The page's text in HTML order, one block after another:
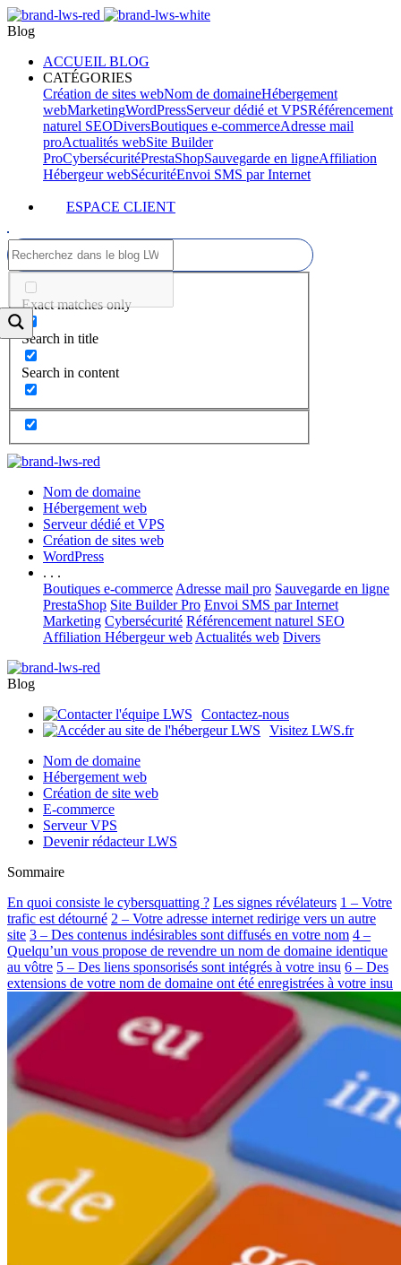
Blog
ACCUEIL BLOG
CATÉGORIES
Création de sites webNom de domaineHébergement
webMarketingWordPressServeur dédié et VPSRéférencement
naturel SEODiversBoutiques e-commerceAdresse mail
proActualités webSite Builder
ProCybersécuritéPrestaShopSauvegarde en ligneAffiliation
Hébergeur webSécuritéEnvoi SMS par Internet
ESPACE CLIENT
Exact matches only
Search in title
Search in content
Nom de domaine
Hébergement web
Serveur dédié et VPS
Création de sites web
WordPress
. . .
Boutiques e-commerce Adresse mail pro Sauvegarde en ligne
PrestaShop Site Builder Pro Envoi SMS par Internet
Marketing Cybersécurité Référencement naturel SEO
Affiliation Hébergeur web Actualités web Divers
Blog
Contactez-nous
Visitez LWS.fr
Nom de domaine
Hébergement web
Création de site web
E-commerce
Serveur VPS
Devenir rédacteur LWS
Sommaire
En quoi consiste le cybersquatting ? Les signes révélateurs 1 – Votre
trafic est détourné 2 – Votre adresse internet redirige vers un autre
site 3 – Des contenus indésirables sont diffusés en votre nom 4 –
Quelqu’un vous propose de revendre un nom de domaine identique
au vôtre 5 – Des liens sponsorisés sont intégrés à votre insu 6 – Des
extensions de votre nom de domaine ont été enregistrées à votre insu